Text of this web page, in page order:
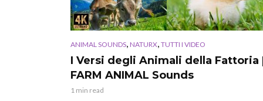
ANIMAL SOUNDS, NATURX, TUTTI I VIDEO
I Versi degli Animali della Fattoria
FARM ANIMAL Sounds
1 min read